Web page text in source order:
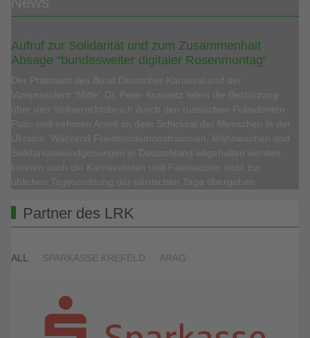
Aufruf zur Solidarität und zum Zusammenhalt
Absage “bundesweiter digitaler Rosenmontag“
Partner des LRK
ALL SPARKASSE KREFELD ARAG